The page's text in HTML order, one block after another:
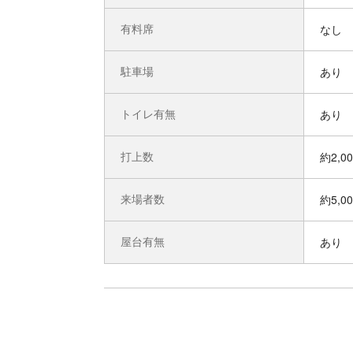
有料席 なし
駐車場 あり
トイレ有無 あり
打上数 約
来場者数 約
屋台有無 あり